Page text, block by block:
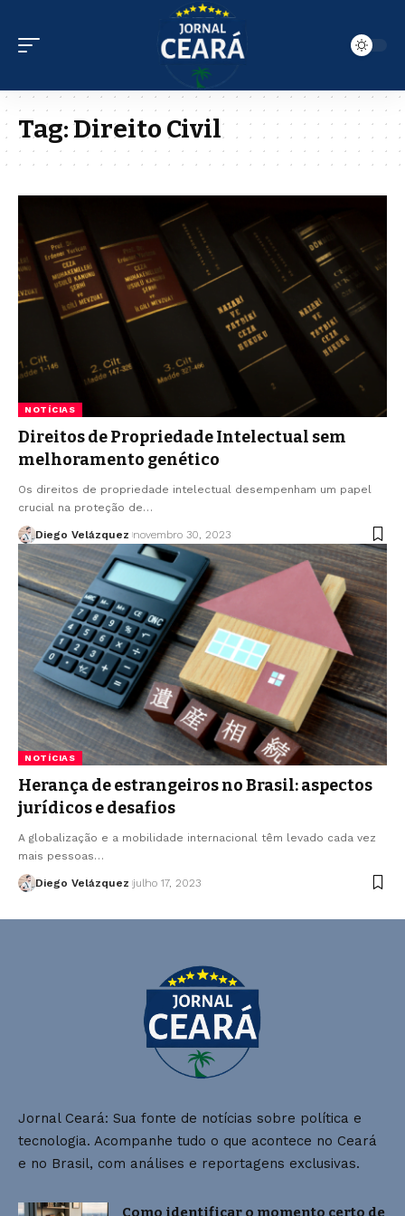
Tag:Direito Civil
NOTÍCIAS
Direitos de Propriedade Intelectual sem
melhoramento genético
Os direitos de propriedade intelectual desempenham um papel
crucial na proteção de…
Diego Velázquez novembro 30, 2023
NOTÍCIAS
Herança de estrangeiros no Brasil: aspectos
jurídicos e desafios
A globalização e a mobilidade internacional têm levado cada vez
mais pessoas…
Diego Velázquez julho 17, 2023
Jornal Ceará: Sua fonte de notícias sobre política e
tecnologia. Acompanhe tudo o que acontece no Ceará
e no Brasil, com análises e reportagens exclusivas.
Como identificar o momento certo de